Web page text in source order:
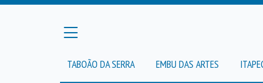
TABOÃO DA SERRA EMBU DAS ARTES